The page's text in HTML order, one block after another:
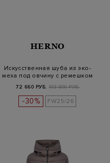
HERNO
Искусственная шуба из эко-
меха под овчину с ремешком
72 660 РУБ. 103 800 РУБ.
-30% FW25/26